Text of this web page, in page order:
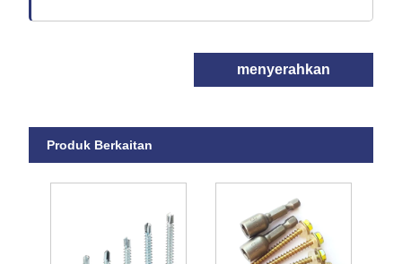
menyerahkan
Produk Berkaitan